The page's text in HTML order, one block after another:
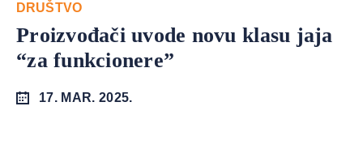
DRUŠTVO
Proizvođači uvode novu klasu jaja
“za funkcionere”
17. MAR. 2025.